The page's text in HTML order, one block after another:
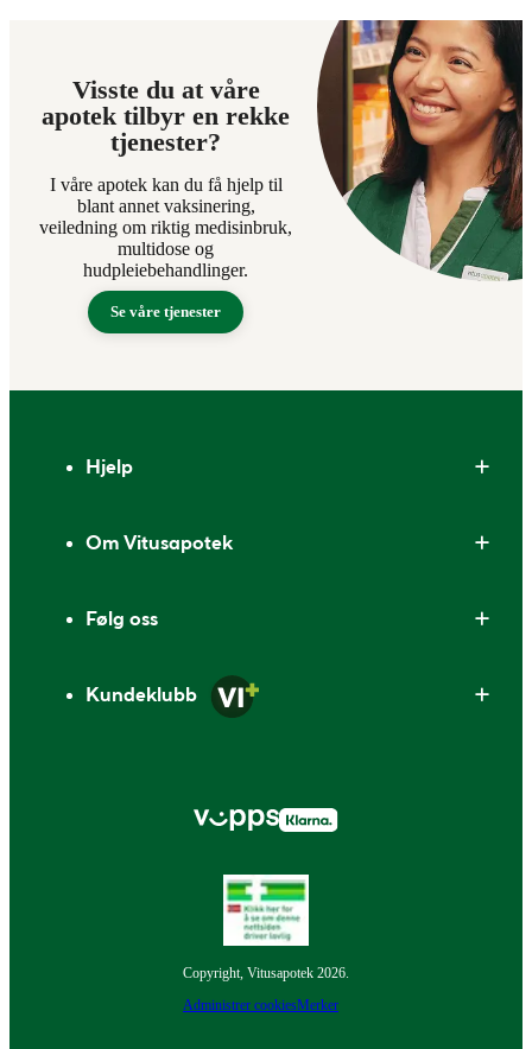
Visste du at våre
apotek tilbyr en rekke
tjenester?
I våre apotek kan du få hjelp til
blant annet vaksinering,
veiledning om riktig medisinbruk,
multidose og
hudpleiebehandlinger.
Se våre tjenester
Hjelp
Om Vitusapotek
Følg oss
Kundeklubb
Copyright, Vitusapotek 2026.
Administrer cookiesMerker